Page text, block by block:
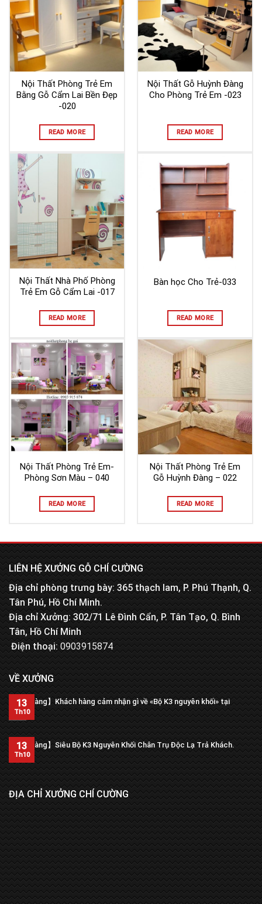
Nội Thất Phòng Trẻ Em
Bằng Gỗ Cẩm Lai Bền Đẹp
-020
READ MORE
Nội Thất Gỗ Huỳnh Đàng
Cho Phòng Trẻ Em -023
READ MORE
Nội Thất Nhà Phố Phòng
Trẻ Em Gỗ Cẩm Lai -017
READ MORE
Bàn học Cho Trẻ-033
READ MORE
Nội Thất Phòng Trẻ Em-
Phòng Sơn Màu – 040
READ MORE
Nội Thất Phòng Trẻ Em
Gỗ Huỳnh Đàng – 022
READ MORE
LIÊN HỆ XƯỞNG GỖ CHÍ CƯỜNG
Địa chỉ phòng trưng bày: 365 thạch lam, P. Phú Thạnh, Q.
Tân Phú, Hồ Chí Minh.
Địa chỉ Xưởng: 302/71 Lê Đình Cẩn, P. Tân Tạo, Q. Bình
Tân, Hồ Chí Minh
Điện thoại:0903915874
VỀ XƯỞNG
【Trả hàng】Khách hàng cảm nhận gì về «Bộ K3 nguyên khối» tại
xưởng?
13
Th10
【Trả hàng】Siêu Bộ K3 Nguyên Khối Chân Trụ Độc Lạ Trả Khách.
13
Th10
ĐỊA CHỈ XƯỞNG CHÍ CƯỜNG